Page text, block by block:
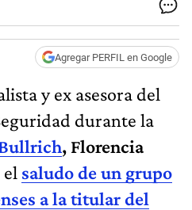
Agregar PERFIL en Google
y ex asesora del
durante la
, Florencia
el saludo de un grupo
a la titular del